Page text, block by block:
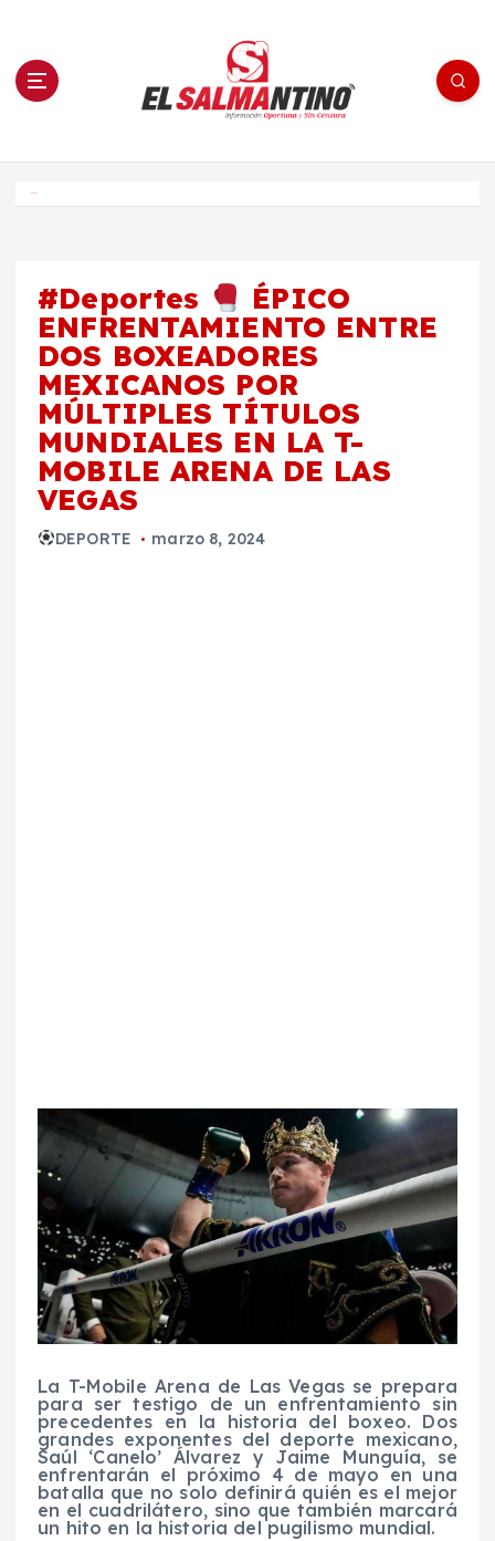
n El Salmantino - medios/noticias/editorial
#Deportes ÉPICO
ENFRENTAMIENTO ENTRE
DOS BOXEADORES
MEXICANOS POR
MÚLTIPLES TÍTULOS
MUNDIALES EN LA T-
MOBILE ARENA DE LAS
VEGAS
DEPORTE marzo 8, 2024
La T-Mobile Arena de Las Vegas se prepara
para ser testigo de un enfrentamiento sin
precedentes en la historia del boxeo. Dos
grandes exponentes del deporte mexicano,
Saúl ‘Canelo’ Álvarez y Jaime Munguía, se
enfrentarán el próximo 4 de mayo en una
batalla que no solo definirá quién es el mejor
en el cuadrilátero, sino que también marcará
un hito en la historia del pugilismo mundial.